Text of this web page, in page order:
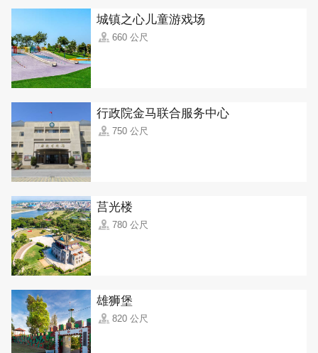
城镇之心儿童游戏场
660 公尺
行政院金马联合服务中心
750 公尺
莒光楼
780 公尺
雄狮堡
820 公尺